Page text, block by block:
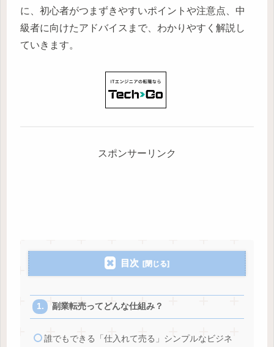
に、初心者がつまずきやすいポイントや注意点、中
級者に向けたアドバイスまで、わかりやすく解説し
ていきます。
スポンサーリンク
目次
副業転売ってどんな仕組み？
誰でもできる「仕入れて売る」シンプルなビジネ